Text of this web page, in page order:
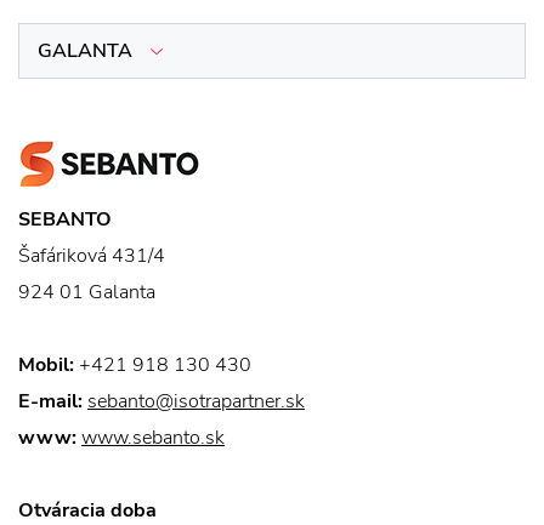
GALANTA
SEBANTO
Šafáriková 431/4
924 01 Galanta
Mobil: +421 918 130 430
E-mail: sebanto@isotrapartner.sk
www:www.sebanto.sk
Otváracia doba